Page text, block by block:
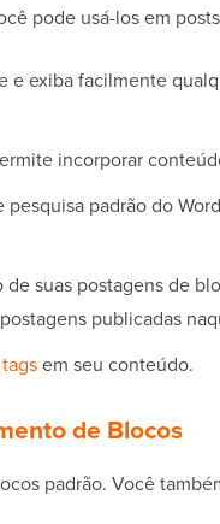
pode usá-los em
e exiba facilmente
incorporar
padrão do
suas postagens de
publicadas
em seu conteúdo.
de Blocos
padrão. Você